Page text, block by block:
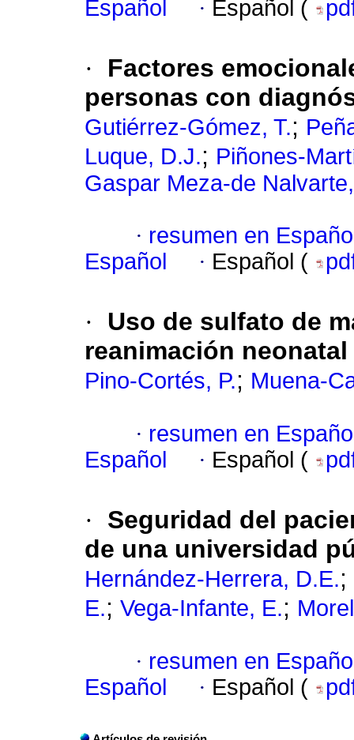
Español
· Español (
·
Factores
personas con
Gutiérrez-Gómez, T.;
Luque, D.J.; Piñones-
Gaspar Meza-de
· resumen en
Español
· Español (
·
Uso de sulfato de
reanimación
Pino-Cortés, P.; Muena-
· resumen en
Español
· Español (
·
Seguridad del
de una universidad
Hernández-Herrera, D.E.;
E.; Vega-Infante, E.;
· resumen en
Español
· Español (